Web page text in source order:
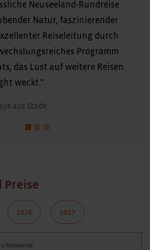
Neuseeland-Rundreise
Natur, faszinierender
Reiseleitung durch
Programm
das Lust auf weitere Reisen
weckt.“
aus Stade
Preise
2026 2027
Reiseende